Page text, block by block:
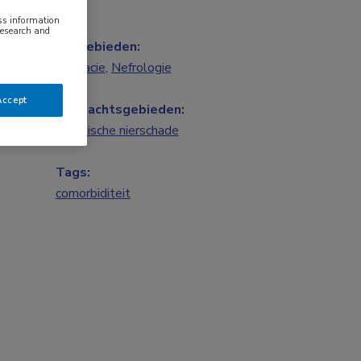
Vakgebieden:
Farmacie, Nefrologie
Aandachtsgebieden:
Chronische nierschade
Tags:
comorbiditeit
information
and